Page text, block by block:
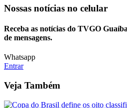
Nossas notícias no celular
Receba as notícias do TVGO
de mensagens.
Whatsapp
Entrar
Veja Também